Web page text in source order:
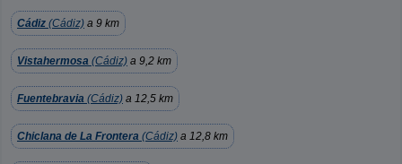
Cádiz (Cádiz) a 9 km
Vistahermosa (Cádiz) a 9,2 km
Fuentebravia (Cádiz) a 12,5 km
Chiclana de La Frontera (Cádiz) a 12,8 km